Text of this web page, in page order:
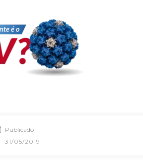
Publicado
31/05/2019